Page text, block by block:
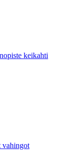
keikahti
vahingot